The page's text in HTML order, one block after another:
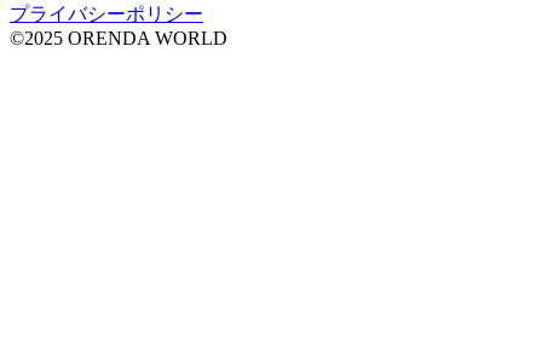
プライバシーポリシー
©2025 ORENDA WORLD